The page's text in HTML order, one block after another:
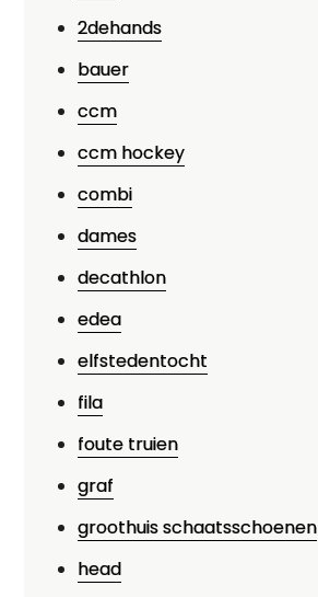
2dehands
bauer
ccm
ccm hockey
combi
dames
decathlon
edea
elfstedentocht
fila
foute truien
graf
groothuis schaatsschoenen
head